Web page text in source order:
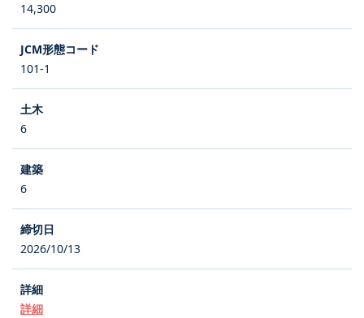
14,300
101-1
6
6
2026/10/13
詳細